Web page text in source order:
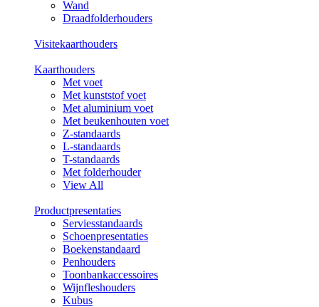
Wand
Draadfolderhouders
Visitekaarthouders
Kaarthouders
Met voet
Met kunststof voet
Met aluminium voet
Met beukenhouten voet
Z-standaards
L-standaards
T-standaards
Met folderhouder
View All
Productpresentaties
Serviesstandaards
Schoenpresentaties
Boekenstandaard
Penhouders
Toonbankaccessoires
Wijnfleshouders
Kubus